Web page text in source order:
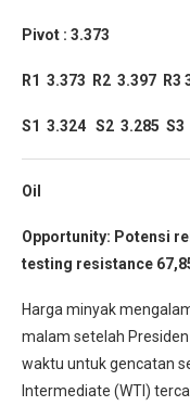
Pivot : 3.373
R1 3.373 R2 3.397 R3
S1 3.324 S2 3.285 S3
Oil
Opportunity: Potensi
testing resistance
Harga minyak
malam setelah
waktu untuk gencatan
Intermediate (WTI)